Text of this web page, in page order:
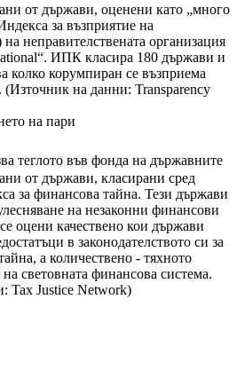
от държави, оценени като „много
за възприятие на
неправителствената организация
ИПК класира 180 държави и
колко корумпиран се възприема
(Източник на данни: Transparency
на пари
теглото във фонда на държавните
от държави, класирани сред
за финансова тайна. Тези държави
на незаконни финансови
оцени качествено кои държави
в законодателството си за
а количествено - тяхното
световната финансова система.
Tax Justice Network)